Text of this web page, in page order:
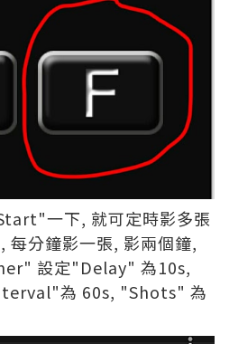
一下, 就可定時影多張
每分鐘影一張, 影兩個鐘,
設定"Delay" 為10s,
為 60s, "Shots" 為